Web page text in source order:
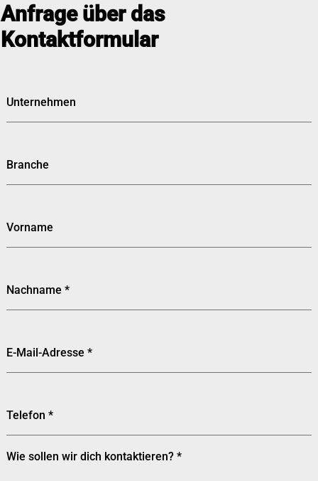
Anfrage über das
Kontaktformular
Unternehmen
Branche
Vorname
Nachname*
E-Mail-Adresse*
Telefon*
Wie sollen wir dich kontaktieren?*